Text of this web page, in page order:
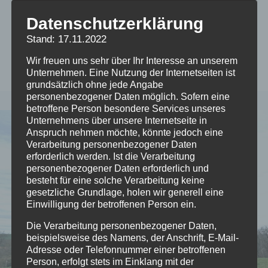
sage
Datenschutzerklärung
Stand: 17.11.2022
Wir freuen uns sehr über Ihr Interesse an unserem
Unternehmen. Eine Nutzung der Internetseiten ist
grundsätzlich ohne jede Angabe
personenbezogener Daten möglich. Sofern eine
betroffene Person besondere Services unseres
Unternehmens über unsere Internetseite in
Anspruch nehmen möchte, könnte jedoch eine
Verarbeitung personenbezogener Daten
erforderlich werden. Ist die Verarbeitung
personenbezogener Daten erforderlich und
besteht für eine solche Verarbeitung keine
gesetzliche Grundlage, holen wir generell eine
Einwilligung der betroffenen Person ein.
Die Verarbeitung personenbezogener Daten,
beispielsweise des Namens, der Anschrift, E-Mail-
Adresse oder Telefonnummer einer betroffenen
Person, erfolgt stets im Einklang mit der